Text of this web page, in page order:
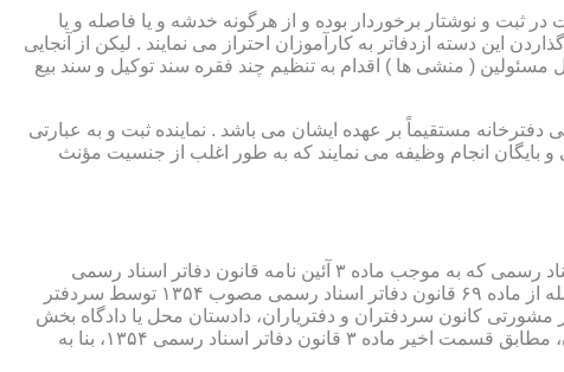
ثبت و نوشتار برخوردار بوده و از هرگونه خدشه و یا فاصله و یا
این دسته ازدفاتر به کارآموزان احتراز می نمایند . لیکن از آنجایی
مسئولین ( منشی ها ) اقدام به تنظیم چند فقره سند توکیل و سند بیع
دفترخانه مستقیماً بر عهده ایشان می باشد . نماینده ثبت و به عبارتی
و بایگان انجام وظیفه می نمایند که به طور اغلب از جنسیت مؤنث
یكی از مناصب بسیار مهم، خطیر و مورد بحث در حقوق مربوط به دفاتر اسناد رسمی، منصب دفتر یاری است. برخلاف سران دفاتر اسناد رسمی كه به موجب ماده ۳ آئین نامه قانون دفاتر اسناد رسمی
(اصلاحی ۲۷/۱۱/۱۳۶۰) به طور سراسری و عمومی، از طریق آگهی، امتحانات ورودی و اختبار، انتخاب گردیده یا به موجب اختیارات حاصله از ماده ۶۹ قانون دفاتر اسناد رسمی مصوب ۱۳۵۴ توسط سردفتر
كانون سردفتران و دفتریاران، دادستان محل یا دادگاه بخش
(حسب مورد) توسط سازمان ثبت اسناد و املاك كشور پیشنهاد و با ابلاغ ریاست قوه قضائیه به این سمت منصوب خواهند شد. دفتریاران، مطابق قسمت اخیر ماده ۳ قانون دفاتر اسناد رسمی ۱۳۵۴، بنا به